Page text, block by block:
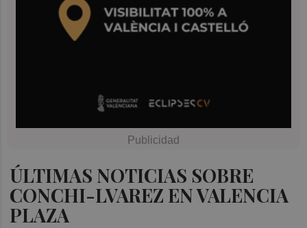
ÚLTIMAS NOTICIAS SOBRE
CONCHI-LVAREZ EN VALENCIA
PLAZA